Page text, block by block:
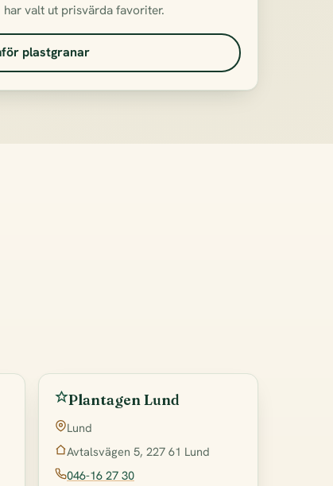
har valt ut prisvärda favoriter.
plastgranar
Plantagen Lund
Lund
Avtalsvägen 5, 227 61 Lund
046-16 27 30